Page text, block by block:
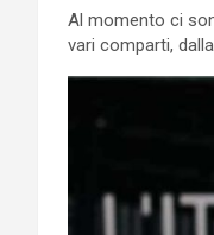
Al momento ci
vari comparti,